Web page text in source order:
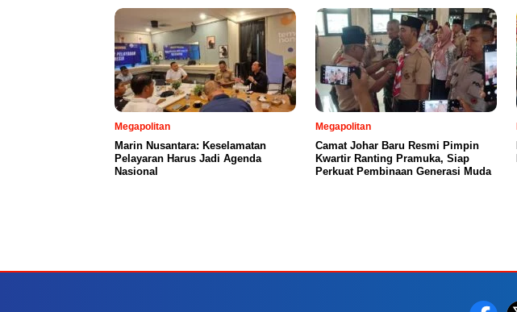
Megapolitan
Marin Nusantara: Keselamatan
Pelayaran Harus Jadi Agenda
Nasional
Megapolitan
Camat Johar Baru Resmi Pimpin
Kwartir Ranting Pramuka, Siap
Perkuat Pembinaan Generasi Muda